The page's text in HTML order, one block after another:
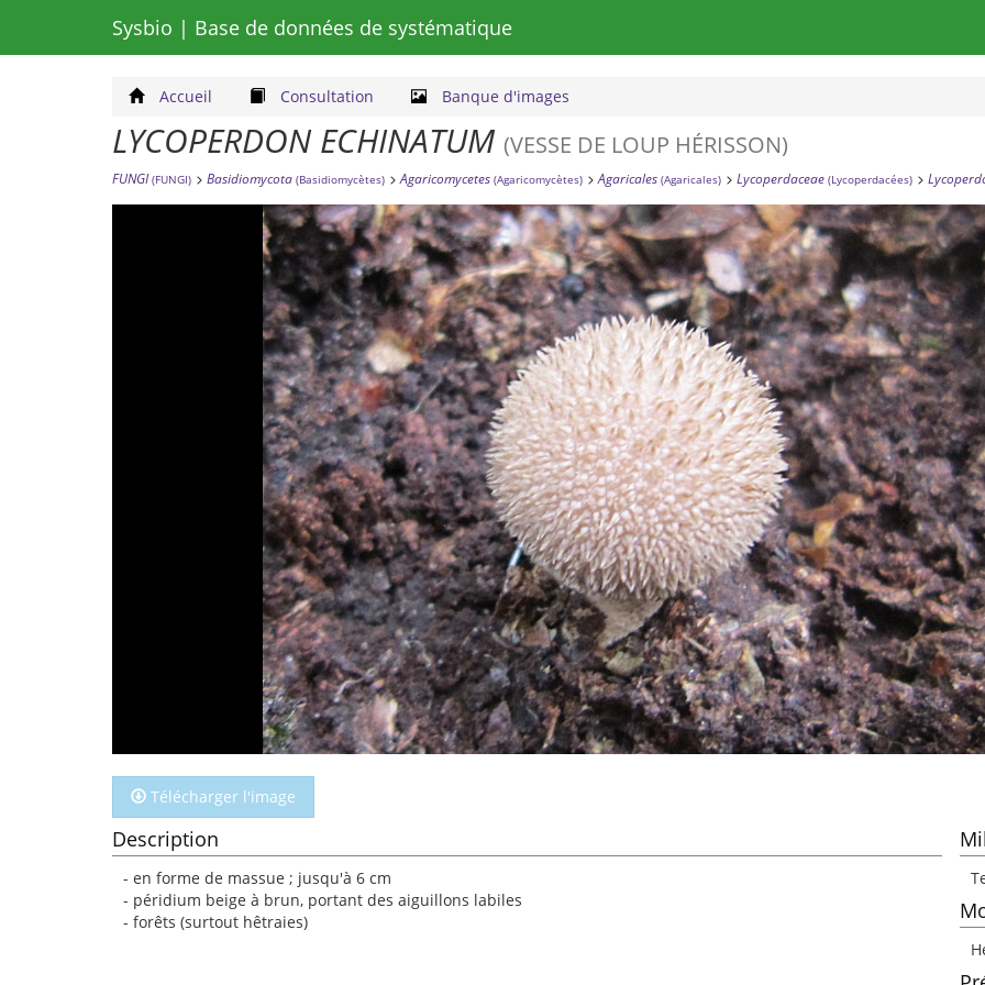
Sysbio | Base de données de systématique
Accueil Consultation Banque d'images
LYCOPERDON ECHINATUM (VESSE DE LOUP HÉRISSON)
FUNGI (FUNGI) Basidiomycota (Basidiomycètes) Agaricomycetes (Agaricomycètes) Agaricales (Agaricales) Lycoperdaceae (Lycoperdacées)
Télécharger l'image
Description
- en forme de massue ; jusqu'à 6 cm
- péridium beige à brun, portant des aiguillons labiles
- forêts (surtout hêtraies)